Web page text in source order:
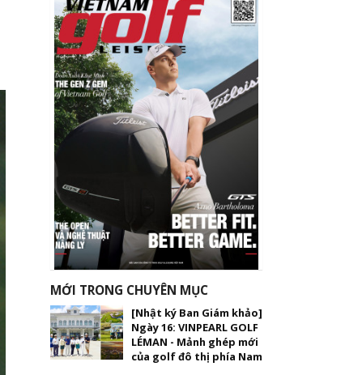
MỚI TRONG CHUYÊN MỤC
[Nhật ký Ban Giám khảo]
Ngày 16: VINPEARL GOLF
LÉMAN - Mảnh ghép mới
của golf đô thị phía Nam